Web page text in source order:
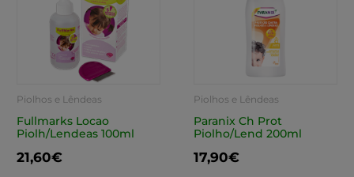
Piolhos e Lêndeas
Fullmarks Locao
Piolh/Lendeas 100ml
21,60€
Piolhos e Lêndeas
Paranix Ch Prot
Piolho/Lend 200ml
17,90€